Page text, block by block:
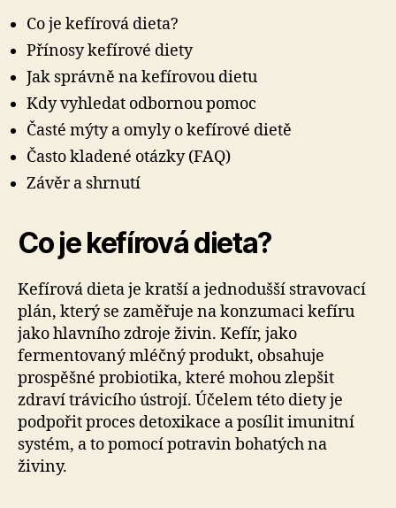
Co je kefírová dieta?
Přínosy kefírové diety
Jak správně na kefírovou dietu
Kdy vyhledat odbornou pomoc
Časté mýty a omyly o kefírové dietě
Často kladené otázky (FAQ)
Závěr a shrnutí
Co je kefírová dieta?
Kefírová dieta je kratší a jednodušší stravovací
plán, který se zaměřuje na konzumaci kefíru
jako hlavního zdroje živin. Kefír, jako
fermentovaný mléčný produkt, obsahuje
prospěšné probiotika, které mohou zlepšit
zdraví trávicího ústrojí. Účelem této diety je
podpořit proces detoxikace a posílit imunitní
systém, a to pomocí potravin bohatých na
živiny.